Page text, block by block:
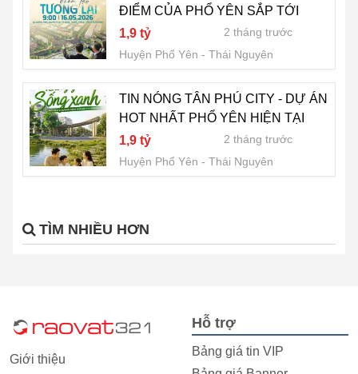
ĐIỂM CỦA PHỔ YÊN SẮP TỚI
1,9 tỷ
2 tháng trước
Huyện Phổ Yên
Thái Nguyên
TIN NÓNG TÂN PHÚ CITY - DỰ ÁN
HOT NHẤT PHỔ YÊN HIỆN TẠI
1,9 tỷ
2 tháng trước
Huyện Phổ Yên
Thái Nguyên
TÌM NHIỀU HƠN
Giới thiệu
Hỗ trợ
Bảng giá tin VIP